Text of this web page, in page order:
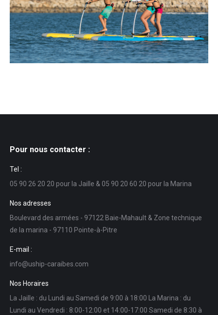
Pour nous contacter :
Tel :
05 90 26 20 20 pour la Jaille & 05 90 20 60 20 pour la Marina
Nos adresses
Boulevard des armées - 97122 Baie-Mahault & Zone technique
de la marina - 97110 Pointe-à-Pitre
E-mail :
info@uship-caraibes.com
Nos Horaires
La Jaille : du Lundi au Samedi de 9:00 à 18:00 La Marina : du
Lundi au Vendredi : 8:00-12:00 et 14:00-17:00 Samedi de 8:30 à